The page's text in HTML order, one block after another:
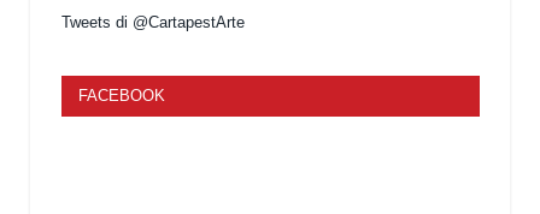
Tweets di @CartapestArte
FACEBOOK